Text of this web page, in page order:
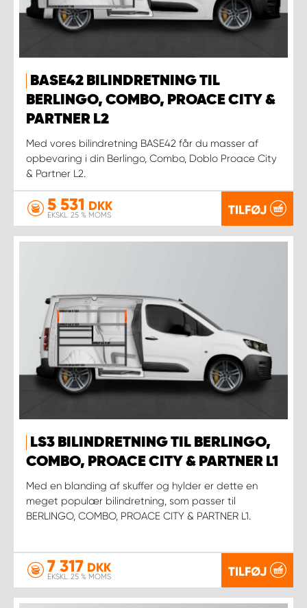
BASE42 BILINDRETNING TIL
BERLINGO, COMBO, PROACE CITY &
PARTNER L2
Med vores bilindretning BASE42 får du masser af
opbevaring i din Berlingo, Combo, Doblo Proace City
& Partner L2.
5 531 DKK
EKSKL. 25 % MOMS TILFØJ
LS3 BILINDRETNING TIL BERLINGO,
COMBO, PROACE CITY & PARTNER L1
Med en blanding af skuffer og hylder er dette en
meget populær bilindretning, som passer til
BERLINGO, COMBO, PROACE CITY & PARTNER L1.
7 317 DKK
EKSKL. 25 % MOMS TILFØJ